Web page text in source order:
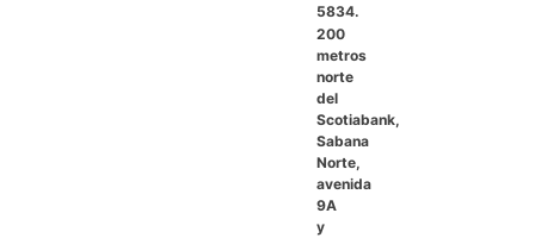
5834.
200
metros
norte
del
Scotiabank,
Sabana
Norte,
avenida
9A
y